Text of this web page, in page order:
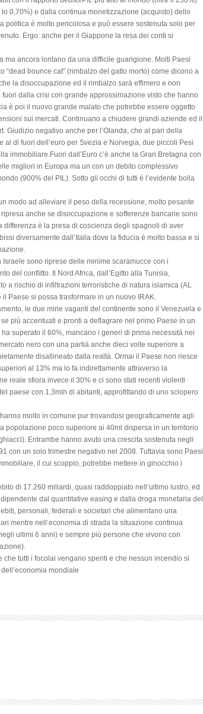
0,70%) e dalla continua monetizzazione (acquisto) dello
politica è molto pericolosa e può essere sostenuta solo per
Ergo: anche per il Giappone la resa dei conti si
ma ancora lontano da una difficile guarigione. Molti Paesi
bounce cat” (rimbalzo del gatto morto) come dicono a
la disoccupazione ed il rimbalzo sarà effimero e non
dalla crisi con grande approssimazione visto che hanno
è poi il nuovo grande malato che potrebbe essere oggetto
sui mercati. Continuano a chiudere grandi aziende ed il
Giudizio negativo anche per l’Olanda, che al pari della
al di fuori dell’euro per Svezia e Norvegia, due piccoli Pesi
immobiliare.Fuori dall’Euro c’è anche la Gran Bretagna con
migliori in Europa ma un con un debito complessivo
(900% del PIL). Sotto gli occhi di tutti è l’evidente bolla
modo ad alleviare il peso della recessione, molto pesante
anche se disoccupazione e sofferenze bancarie sono
è la presa di coscienza degli spagnoli di aver
diversamente dall’Italia dove la fiducia è molto bassa e si
sono riprese delle minime scaramucce con i
del conflitto. Il Nord Africa, dall’Egitto alla Tunisia,
a rischio di infiltrazioni terroristiche di natura islamica (AL
Paese si possa trasformare in un nuovo IRAK.
le due mine vaganti del continente sono il Venezuela e
più accentuati e pronti a deflagrare nel primo Paese in un
superato il 60%, mancano i generi di prima necessità nei
nero con una partià anche dieci volte superiore a
disallineato dalla realtà. Ormai il Paese non riesce
al 13% ma lo fa indirettamente attraverso la
reale sfiora invece il 30% e ci sono stati recenti violenti
paese con 1,3mln di abitanti, approfittando di uno sciopero
molto in comune pur trovandosi geograficamente agli
popolazione poco superiore ai 40ml dispersa in un territorio
Entrambe hanno avuto una crescita sostenuta negli
con un solo trimestre negativo nel 2008. Tuttavia sono Paesi
il cui scoppio, potrebbe mettere in ginocchio i
di 17.260 miliardi, quasi raddoppiato nell’ultimo lustro, ed
dal quantitative easing e dalla droga monetaria del
personali, federali e societari che alimentano una
mentre nell’economia di strada la situazione continua
ultimi 6 anni) e sempre più persone che vivono con
tutti i focolai vengano spenti e che nessun incendio si
mondiale